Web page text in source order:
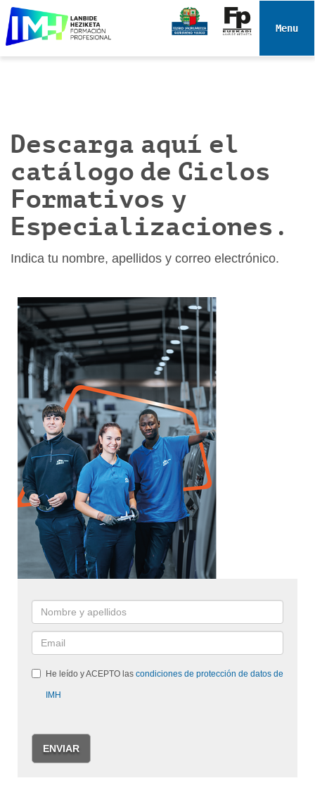
v
e
Toggle
Descarga aquí el
catálogo de Ciclos
Formativos y
Especializaciones.
Indica tu nombre, apellidos y correo electrónico.
He leído y ACEPTO las condiciones de protección de datos de
IMH
ENVIAR